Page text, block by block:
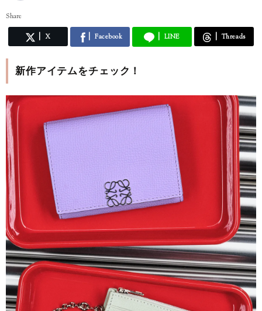
Share
X Facebook LINE Threads
新作アイテムをチェック！